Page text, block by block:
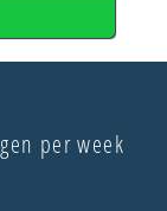
per week